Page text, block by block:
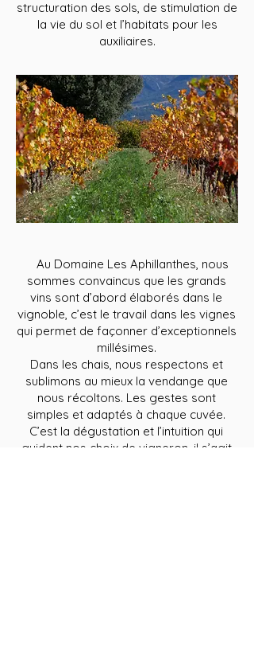
structuration des sols, de stimulation de
la vie du sol et l’habitats pour les
auxiliaires.
Au Domaine Les Aphillanthes, nous
sommes convaincus que les grands
vins sont d’abord élaborés dans le
vignoble, c’est le travail dans les vignes
qui permet de façonner d’exceptionnels
millésimes.
Dans les chais, nous respectons et
sublimons au mieux la vendange que
nous récoltons. Les gestes sont
simples et adaptés à chaque cuvée.
C’est la dégustation et l’intuition qui
guident nos choix de vigneron, il s’agit